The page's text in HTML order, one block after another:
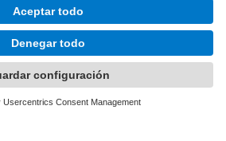
de privacidad
Condiciones de uso